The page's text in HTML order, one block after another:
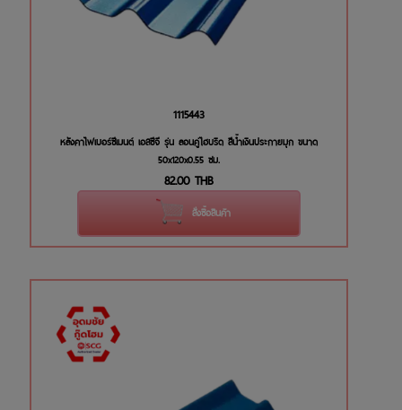
1115443
หลังคาไฟเบอร์ซีเมนต์ เอสซีจี รุ่น ลอนคู่ไฮบริด สีน้ำเงินประกายมุก ขนาด
50x120x0.55 ซม.
82.00 THB
สั่งซื้อสินค้า